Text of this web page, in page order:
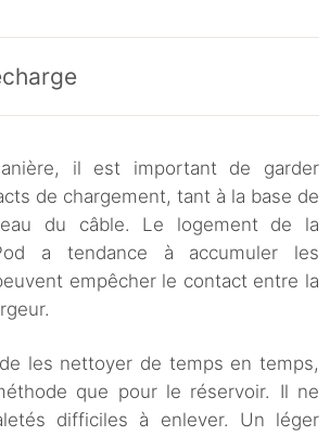
il est important de garder
de chargement, tant à la base de
du câble. Le logement de la
a tendance à accumuler les
empêcher le contact entre la
les nettoyer de temps en temps,
que pour le réservoir. Il ne
difficiles à enlever. Un léger